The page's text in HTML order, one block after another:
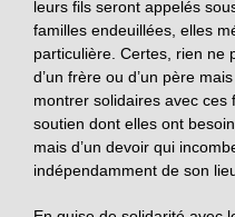
leurs fils seront appelés
familles endeuillées, elles
particulière. Certes, rien ne
d’un frère ou d’un père
montrer solidaires avec
soutien dont elles ont
mais d’un devoir qui
indépendamment de son